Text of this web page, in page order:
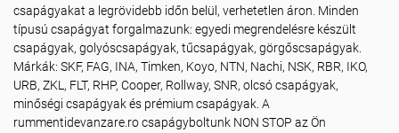
csapágyakat a legrövidebb időn belül, verhetetlen áron. Minden
típusú csapágyat forgalmazunk: egyedi megrendelésre készült
csapágyak, golyóscsapágyak, tűcsapágyak, görgőscsapágyak.
Márkák: SKF, FAG, INA, Timken, Koyo, NTN, Nachi, NSK, RBR, IKO,
URB, ZKL, FLT, RHP, Cooper, Rollway, SNR, olcsó csapágyak,
minőségi csapágyak és prémium csapágyak. A
rummentidevanzare.ro csapágyboltunk NON STOP az Ön